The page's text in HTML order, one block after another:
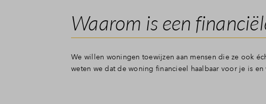
Waarom is een
We willen woningen toewijzen aan mensen die ze ook
weten we dat de woning financieel haalbaar voor je is